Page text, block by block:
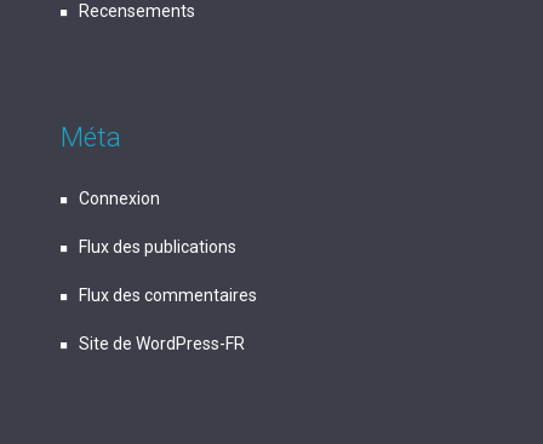
Recensements
Méta
Connexion
Flux des publications
Flux des commentaires
Site de WordPress-FR